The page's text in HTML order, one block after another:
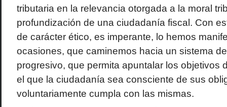
tributaria en la relevancia otorgada a la moral
profundización de una ciudadanía fiscal. Con
de carácter ético, es imperante, lo hemos
ocasiones, que caminemos hacia un sistema
progresivo, que permita apuntalar los objetivos
el que la ciudadanía sea consciente de sus
voluntariamente cumpla con las mismas.